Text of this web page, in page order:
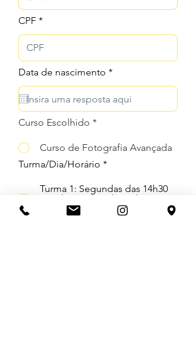
CPF
Data de nascimento *r
u
i
Curso Escolhido *
Curso de Fotografia Avançada
Turma/Dia/Horário *
Turma 1: Segundas das 14h30
às 17h00, início dia 19/09 -
término dia 05/12